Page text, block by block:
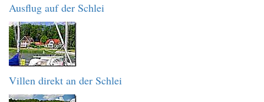
Ausflug auf der Schlei
Villen direkt an der Schlei